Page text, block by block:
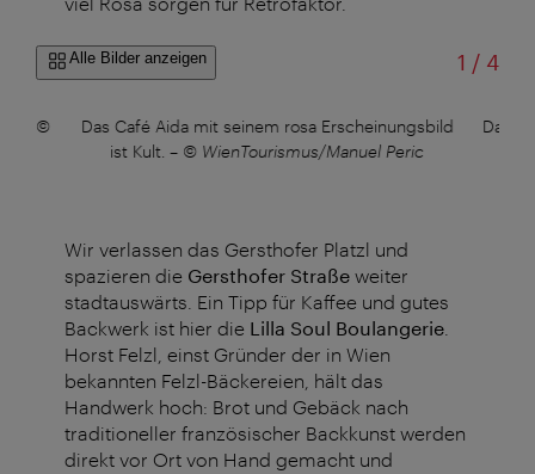
Alle Bilder anzeigen 1 /von
4
©
Das Café Aida mit seinem rosa Erscheinungsbild
ist Kult. – © WienTourismus/Manuel Peric
Das
Wir verlassen das Gersthofer Platzl und
spazieren die Gersthofer Straße weiter
stadtauswärts. Ein Tipp für Kaffee und gutes
Backwerk ist hier die Lilla Soul Boulangerie
Horst Felzl, einst Gründer der in Wien
bekannten Felzl-Bäckereien, hält das
Handwerk hoch: Brot und Gebäck nach
traditioneller französischer Backkunst werden
direkt vor Ort von Hand gemacht und